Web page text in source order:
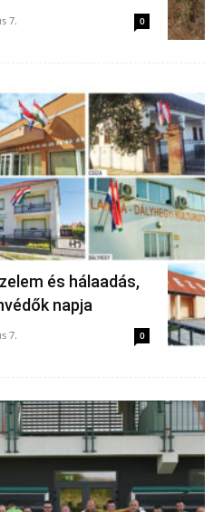
7. 0
és hálaadás,
napja
7. 0